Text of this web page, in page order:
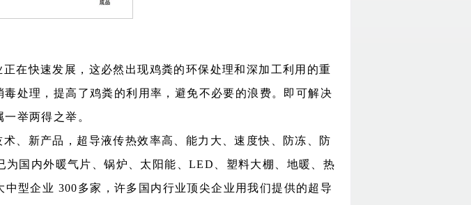
在快速发展，这必然出现鸡粪的环保处理和深加工利用的重
处理，提高了鸡粪的利用率，避免不必要的浪费。即可解决
举两得之举。
、新产品，超导液传热效率高、能力大、速度快、防冻、防
为国内外暖气片、锅炉、太阳能、LED
、塑料大棚、地暖、热
中型企业 300多家，许多国内行业顶尖企业用我们提供的超导